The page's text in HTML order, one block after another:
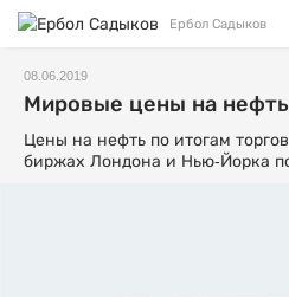
Ербол Садыков
08.06.2019
Мировые цены на
Цены на нефть по итогам
биржах Лондона и Нью-Йорка